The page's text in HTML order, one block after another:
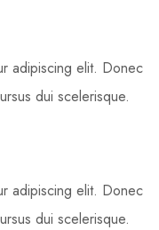
adipiscing elit. Donec
dui scelerisque.
adipiscing elit. Donec
dui scelerisque.